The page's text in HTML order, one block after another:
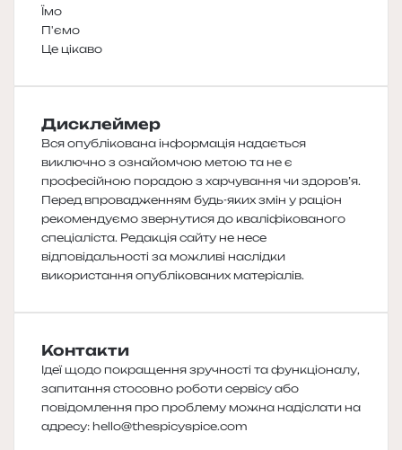
Їмо
П'ємо
Це цікаво
Дисклеймер
Вся опублікована інформація надається
виключно з ознайомчою метою та не є
професійною порадою з харчування чи здоров’я.
Перед впровадженням будь-яких змін у раціон
рекомендуємо звернутися до кваліфікованого
спеціаліста. Редакція сайту не несе
відповідальності за можливі наслідки
використання опублікованих матеріалів.
Контакти
Ідеї щодо покращення зручності та функціоналу,
запитання стосовно роботи сервісу або
повідомлення про проблему можна надіслати на
адресу: hello@thespicyspice.com